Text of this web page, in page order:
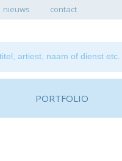
nieuws contact
PORTFOLIO